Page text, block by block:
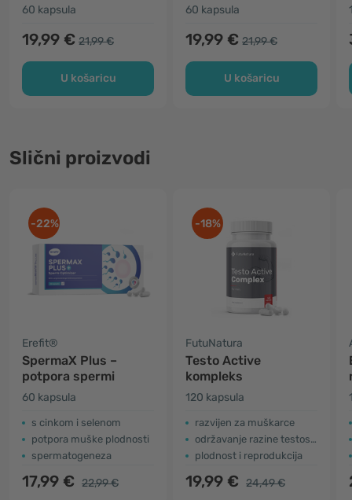
60 kapsula
19,99 € 21,99 €
U košaricu
60 kapsula
19,99 € 21,99 €
U košaricu
Slični proizvodi
-22%
Erefit®
SpermaX Plus –
potpora spermi
60 kapsula
s cinkom i selenom
potpora muške plodnosti
spermatogeneza
17,99 € 22,99 €
-18%
FutuNatura
Testo Active
kompleks
120 kapsula
razvijen za muškarce
održavanje razine testosterona
plodnost i reprodukcija
19,99 € 24,49 €